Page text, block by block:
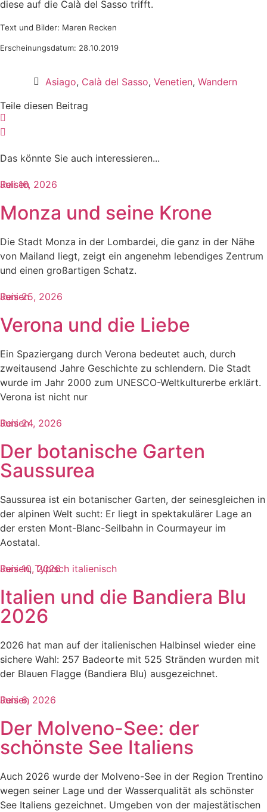
diese auf die Calà del Sasso trifft.
Text und Bilder: Maren Recken
Erscheinungsdatum: 28.10.2019
Asiago, Calà del Sasso, Venetien, Wandern
Teile diesen Beitrag
Das könnte Sie auch interessieren...​
Reisen
Monza und seine Krone
Die Stadt Monza in der Lombardei, die ganz in der Nähe
von Mailand liegt, zeigt ein angenehm lebendiges Zentrum
und einen großartigen Schatz.
Juli 16, 2026
Reisen
Verona und die Liebe
Ein Spaziergang durch Verona bedeutet auch, durch
zweitausend Jahre Geschichte zu schlendern. Die Stadt
wurde im Jahr 2000 zum UNESCO-Weltkulturerbe erklärt.
Verona ist nicht nur
Juni 25, 2026
Reisen
Der botanische Garten
Saussurea
Saussurea ist ein botanischer Garten, der seinesgleichen in
der alpinen Welt sucht: Er liegt in spektakulärer Lage an
der ersten Mont-Blanc-Seilbahn in Courmayeur im
Aostatal.
Juni 24, 2026
Reisen,Typisch italienisch
Italien und die Bandiera Blu
2026
2026 hat man auf der italienischen Halbinsel wieder eine
sichere Wahl: 257 Badeorte mit 525 Stränden wurden mit
der Blauen Flagge (Bandiera Blu) ausgezeichnet.
Juni 10, 2026
Reisen
Der Molveno-See: der
schönste See Italiens
Auch 2026 wurde der Molveno-See in der Region Trentino
wegen seiner Lage und der Wasserqualität als schönster
See Italiens gezeichnet. Umgeben von der majestätischen
Juni 6, 2026